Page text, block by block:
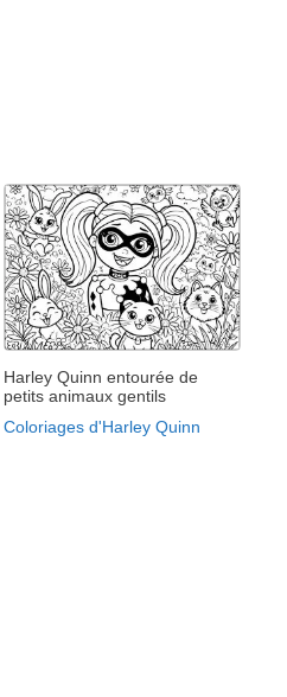
Harley Quinn entourée de
petits animaux gentils
Coloriages d'Harley Quinn